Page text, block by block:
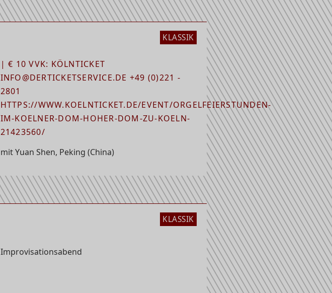
KLASSIK
| € 10 VVK: KÖLNTICKET
INFO@DERTICKETSERVICE.DE +49 (0)221 -
2801
HTTPS://WWW.KOELNTICKET.DE/EVENT/ORGELFEIERSTUNDEN-
IM-KOELNER-DOM-HOHER-DOM-ZU-KOELN-
21423560/
mit Yuan Shen, Peking (China)
KLASSIK
Improvisationsabend